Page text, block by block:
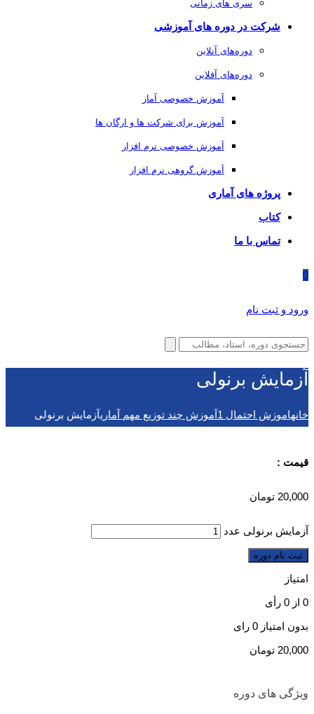
سری های زمانی
شرکت در دوره های آموزشی
دوره‌های آنلاین
دوره‌های آفلاین
آموزش خصوصی آمار
آموزش برای شرکت ها و ارگان ها
آموزش خصوصی نرم افزار
آموزش گروهی نرم افزار
پروژه های آماری
کتاب
تماس با ما
0
ورود و ثبت نام
آزمایش برنولی
خانهاموزش احتمال 1 آموزش چند توزیع مهم آماریآزمایش برنولی
قیمت :
20,000 تومان
آزمایش برنولی عدد
ثبت نام دوره
امتیاز
0 از 0 رأی
بدون امتیاز 0 رای
20,000 تومان
ویژگی های دوره